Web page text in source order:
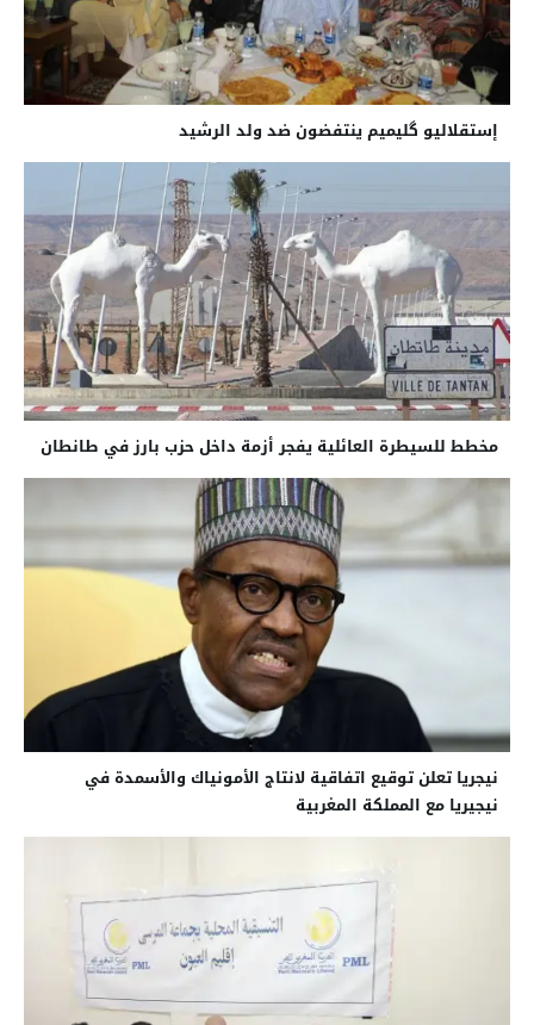
إستقلاليو گليميم ينتفضون ضد ولد الرشيد
مخطط للسيطرة العائلية يفجر أزمة داخل حزب بارز في طانطان
نيجريا تعلن توقيع اتفاقية لانتاج الأمونياك والأسمدة في
نيجيريا مع المملكة المغربية